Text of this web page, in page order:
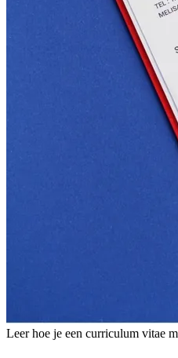
Leer hoe je een curriculum vitae